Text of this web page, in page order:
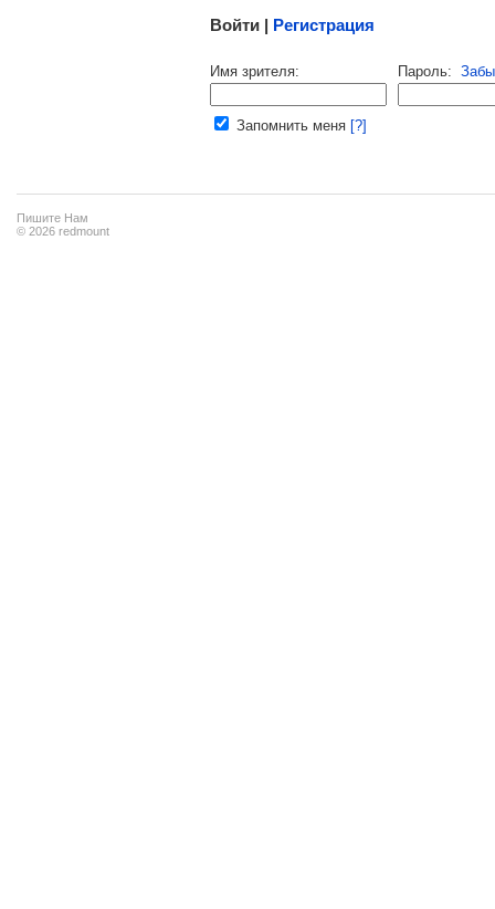
Войти | Регистрация
Имя зрителя: Пароль:
Запомнить меня [?]
Пишите Нам
© 2026 redmount